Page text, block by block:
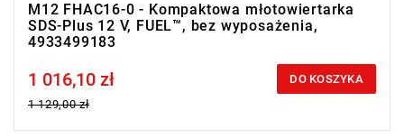
M12 FHAC16-0 - Kompaktowa młotowiertarka
SDS-Plus 12 V, FUEL™, bez wyposażenia,
4933499183
Price tax included
1 016,10 zł
1 129,00 zł
DO KOSZYKA